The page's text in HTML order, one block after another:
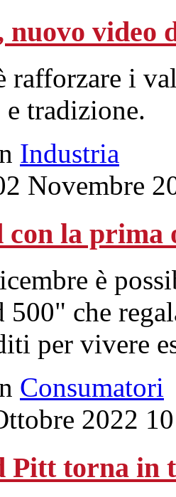
video
rafforzare i
tradizione.
Industria
Novembre
la prima
è
che
per vivere
Consumatori
2022
Pitt torna in